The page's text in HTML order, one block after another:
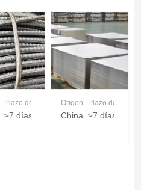
Plazo de entrega
≥7 días
Origen
China
Plazo de
≥7 días